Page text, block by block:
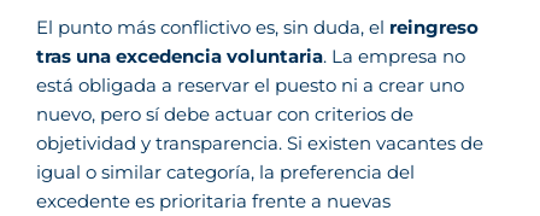
El punto más conflictivo es, sin duda, el reingreso
tras una excedencia voluntaria. La empresa no
está obligada a reservar el puesto ni a crear uno
nuevo, pero sí debe actuar con criterios de
objetividad y transparencia. Si existen vacantes de
igual o similar categoría, la preferencia del
excedente es prioritaria frente a nuevas